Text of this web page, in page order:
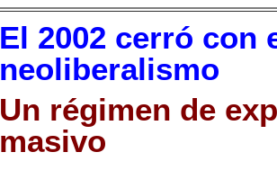
El 2002 cerró con
neoliberalismo
Un régimen de
masivo